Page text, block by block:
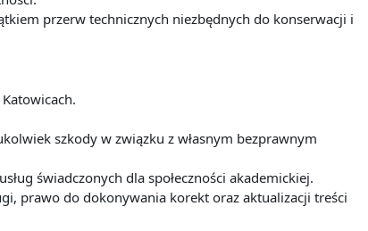
przerw technicznych niezbędnych do konserwacji i
szkody w związku z własnym bezprawnym
świadczonych dla społeczności akademickiej.
prawo do dokonywania korekt oraz aktualizacji treści